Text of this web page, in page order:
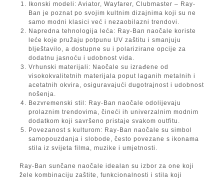
Ikonski modeli: Aviator, Wayfarer, Clubmaster – Ray-
Ban je poznat po svojim kultnim dizajnima koji su ne
samo modni klasici već i nezaobilazni trendovi.
Napredna tehnologija leća: Ray-Ban naočale koriste
leće koje pružaju potpunu UV zaštitu i smanjuju
blještavilo, a dostupne su i polarizirane opcije za
dodatnu jasnoću i udobnost vida.
Vrhunski materijali: Naočale su izrađene od
visokokvalitetnih materijala poput laganih metalnih i
acetatnih okvira, osiguravajući dugotrajnost i udobnost
nošenja.
Bezvremenski stil: Ray-Ban naočale odolijevaju
prolaznim trendovima, čineći ih univerzalnim modnim
dodatkom koji savršeno pristaje svakom outfitu.
Povezanost s kulturom: Ray-Ban naočale su simbol
samopouzdanja i slobode, često povezane s ikonama
stila iz svijeta filma, muzike i umjetnosti.
Ray-Ban sunčane naočale idealan su izbor za one koji
žele kombinaciju zaštite, funkcionalnosti i stila koji